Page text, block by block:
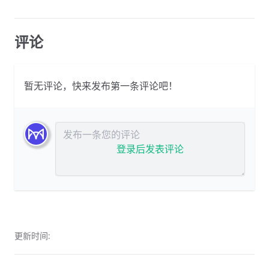
评论
暂无评论，快来发布第一条评论吧！
发布评论
登录后发表评论
更新时间: